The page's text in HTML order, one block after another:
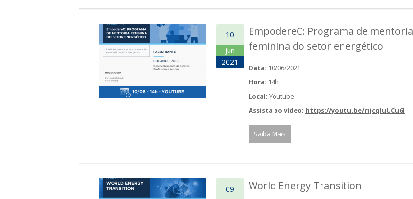
10
jun
2021
EmpodereC: Programa de mentoria
feminina do setor energético
Data: 10/06/2021
Hora: 14h
Local: Youtube
Assista ao vídeo: https://youtu.be/mjcqluUCu6I
Saiba Mais
09
World Energy Transition